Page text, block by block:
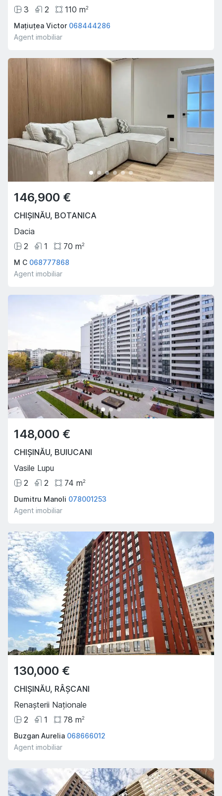
3
2 110 m2
Mațiuțea Victor 068444286
Agent imobiliar
146,900 €
CHIȘINĂU, BOTANICA
Dacia
2
1 70 m2
M C 068777868
Agent imobiliar
148,000 €
CHIȘINĂU, BUIUCANI
Vasile Lupu
2
2 74 m2
Dumitru Manoli 078001253
Agent imobiliar
130,000 €
CHIȘINĂU, RÂȘCANI
Renașterii Naționale
2
1 78 m2
Buzgan Aurelia 068666012
Agent imobiliar